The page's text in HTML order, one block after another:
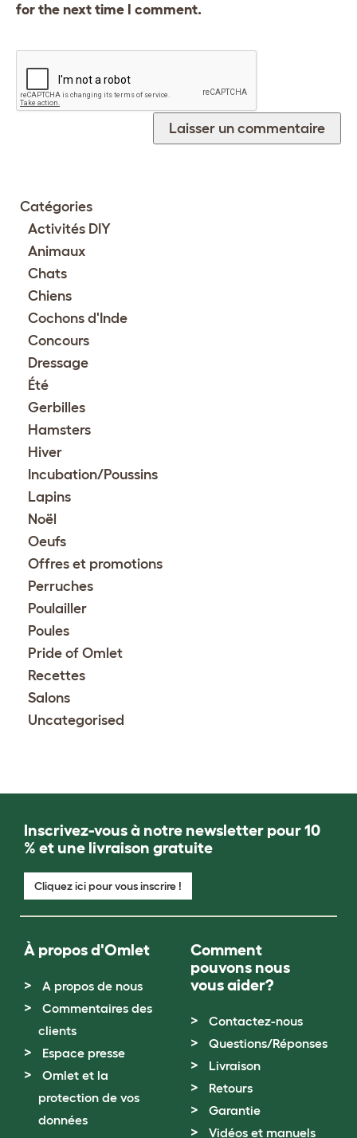
for the next time I comment.
Catégories
Activités DIY
Animaux
Chats
Chiens
Cochons d'Inde
Concours
Dressage
Été
Gerbilles
Hamsters
Hiver
Incubation/Poussins
Lapins
Noël
Oeufs
Offres et promotions
Perruches
Poulailler
Poules
Pride of Omlet
Recettes
Salons
Uncategorised
Inscrivez-vous à notre newsletter pour 10
% et une livraison gratuite
Cliquez ici pour vous inscrire !
À propos d'Omlet
A propos de nous
Commentaires des
clients
Espace presse
Omlet et la
protection de vos
données
Comment
pouvons nous
vous aider?
Contactez-nous
Questions/Réponses
Livraison
Retours
Garantie
Vidéos et manuels